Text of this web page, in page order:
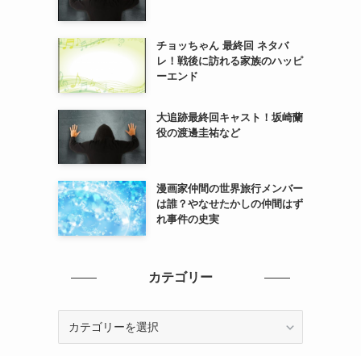
チョッちゃん 最終回 ネタバ
レ！戦後に訪れる家族のハッピ
ーエンド
大追跡最終回キャスト！坂崎蘭
役の渡邊圭祐など
漫画家仲間の世界旅行メンバー
は誰？やなせたかしの仲間はず
れ事件の史実
カテゴリー